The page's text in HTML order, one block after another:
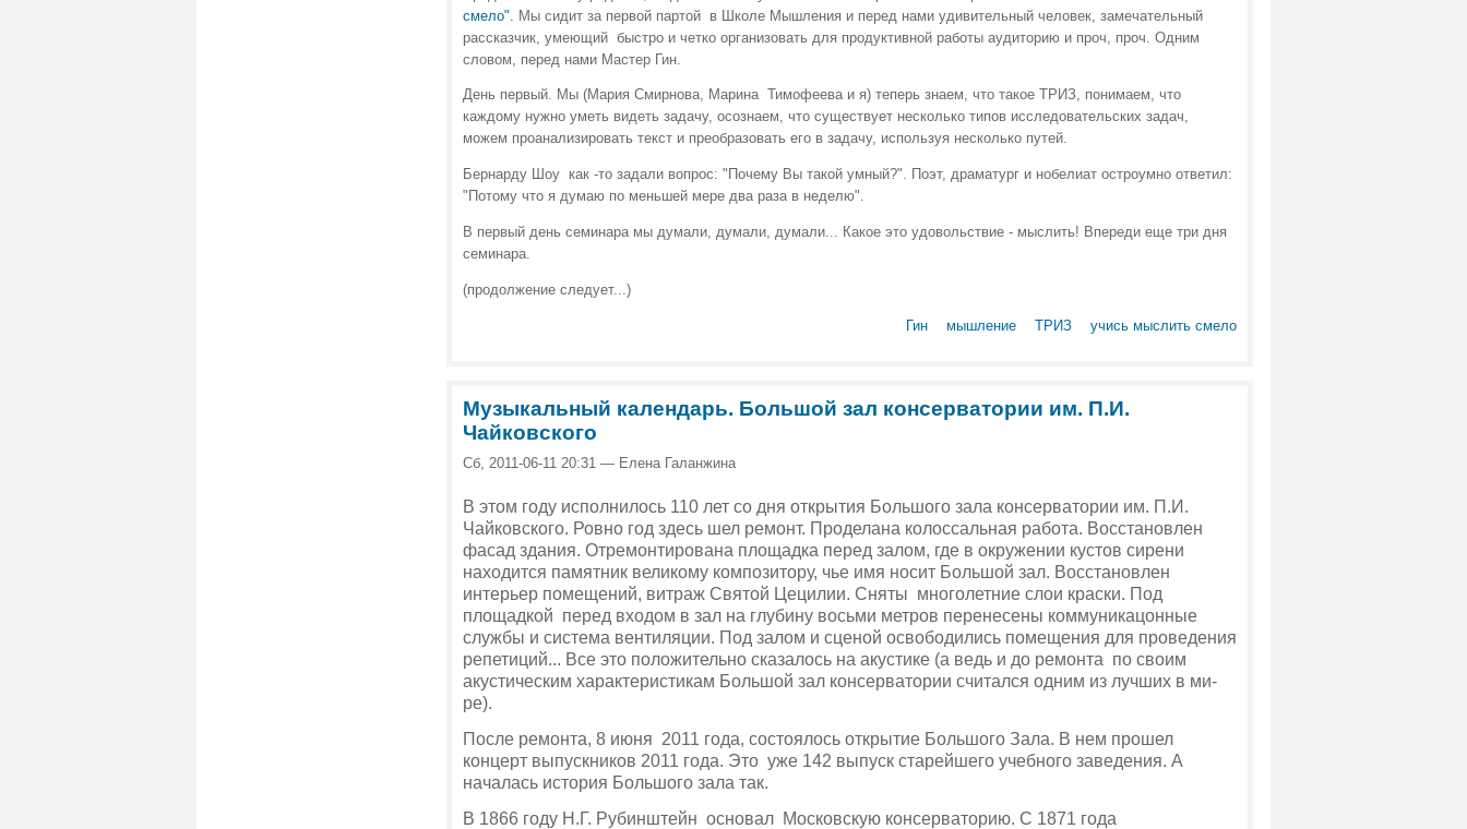
смело".
Мы сидит за первой партой в Школе Мышления и перед нами удивительный человек, замечательный
рассказчик, умеющий быстро и четко организовать для продуктивной работы аудиторию и проч, проч. Одним
словом, перед нами Мастер Гин.
День первый. Мы (Мария Смирнова, Марина Тимофеева и я) теперь знаем, что такое ТРИЗ, понимаем, что
каждому нужно уметь видеть задачу, осознаем, что существует несколько типов исследовательских задач,
можем проанализировать текст и преобразовать его в задачу, используя несколько путей.
Бернарду Шоу как -то задали вопрос: "Почему Вы такой умный?". Поэт, драматург и нобелиат остроумно ответил:
"Потому что я думаю по меньшей мере два раза в неделю".
В первый день семинара мы думали, думали, думали... Какое это удовольствие - мыслить! Впереди еще три дня
семинара.
(продолжение следует...)
Гин мышление ТРИЗ учись мыслить смело
Музыкальный календарь. Большой зал консерватории им. П.И.
Чайковского
Сб, 2011-06-11 20:31 — Елена Галанжина
В этом году исполнилось 110 лет со дня открытия Большого зала консерватории им. П.И.
Чайковского. Ровно год здесь шел ремонт. Проделана колоссальная работа. Восстановлен
фасад здания. Отремонтирована площадка перед залом, где в окружении кустов сирени
находится памятник великому композитору, чье имя носит Большой зал. Восстановлен
интерьер помещений, витраж Святой Цецилии. Сняты многолетние слои краски. Под
площадкой перед входом в зал на глубину восьми метров перенесены коммуникацонные
службы и система вентиляции. Под залом и сценой освободились помещения для проведения
репетиций... Все это положительно сказалось на акустике (а ведь и до ремонта по своим
акустическим характеристикам Большой зал консерватории счита­лся одним из лучших в ми­
ре).
После ремонта, 8 июня 2011 года, состоялось открытие Большого Зала. В нем прошел
концерт выпускников 2011 года. Это уже 142 выпуск старейшего учебного заведения. А
началась история Большого зала так.
В 1866 году Н.Г. Рубинштейн основал Московскую консервато­рию. С 1871 года